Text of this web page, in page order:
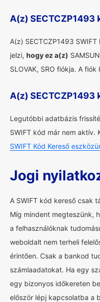
A(z)
A(z) SECTCZP1493
jelzi, hogy ez a(z)
SLOVAK, SRO fiókja. A fiók
A(z)
Legutóbbi adatbázis
SWIFT kód már nem aktív.
SWIFT Kód Kereső
Jogi
A SWIFT kód kereső csak
Míg mindent megteszünk,
a felhasználóknak
weboldalt nem terheli
érintően. Csak a bankod
számlaadatokat. Ha egy
egy bizonyos időkereten
először lépj kapcsolatba a